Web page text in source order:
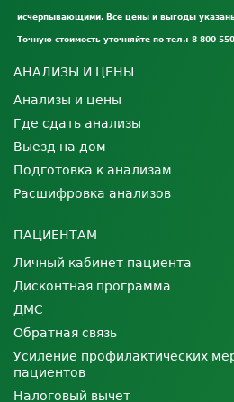
исчерпывающими. Все цены и выгоды
Точную стоимость уточняйте по тел.: 8 800
АНАЛИЗЫ И ЦЕНЫ
Анализы и цены
Где сдать анализы
Выезд на дом
Подготовка к анализам
Расшифровка анализов
ПАЦИЕНТАМ
Личный кабинет пациента
Дисконтная программа
ДМС
Обратная связь
Усиление профилактических
пациентов
Налоговый вычет